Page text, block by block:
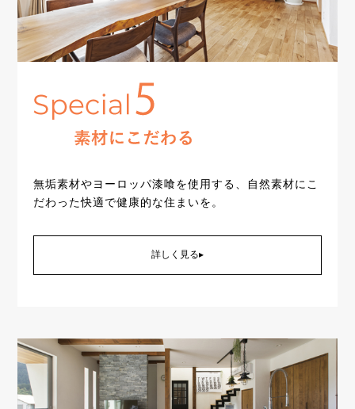
無垢素材やヨーロッパ漆喰を使用する、自然素材にこ
だわった快適で健康的な住まいを。
詳しく見る▸